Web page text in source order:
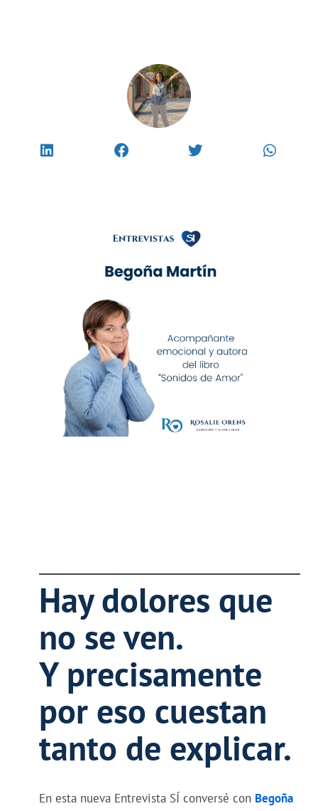
Hay dolores que
no se ven.
Y precisamente
por eso cuestan
tanto de explicar.
En esta nueva Entrevista SÍ conversé con Begoña